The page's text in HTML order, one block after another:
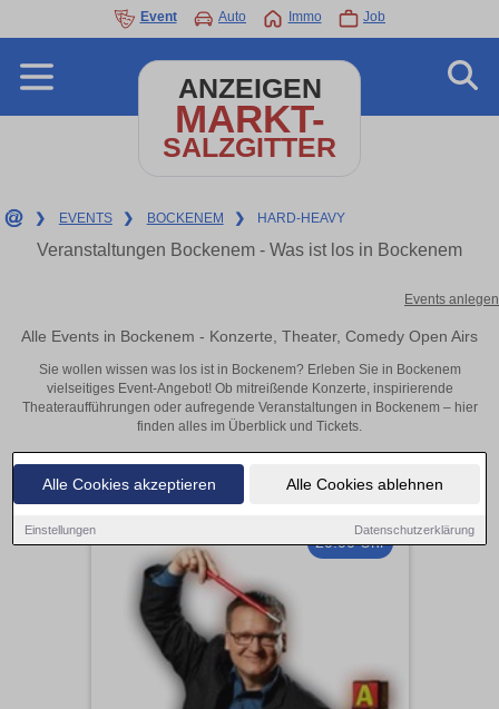
Alle Cookies akzeptieren Alle Cookies ablehnen
Einstellungen Datenschutzerklärung
Event Auto Immo Job
ANZEIGEN
MARKT-
SALZGITTER
❯ EVENTS ❯ BOCKENEM ❯ HARD-HEAVY
Veranstaltungen Bockenem - Was ist los in Bockenem
Events anlegen
Alle Events in Bockenem - Konzerte, Theater, Comedy Open Airs
Sie wollen wissen was los ist in Bockenem? Erleben Sie in Bockenem
vielseitiges Event-Angebot! Ob mitreißende Konzerte, inspirierende
Theateraufführungen oder aufregende Veranstaltungen in Bockenem – hier
finden alles im Überblick und Tickets.
20:00 Uhr